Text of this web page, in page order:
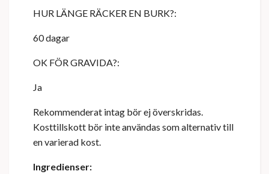
HUR LÄNGE RÄCKER EN BURK?:
60 dagar
OK FÖR GRAVIDA?:
Ja
Rekommenderat intag bör ej överskridas.
Kosttillskott bör inte användas som alternativ till
en varierad kost.
Ingredienser: